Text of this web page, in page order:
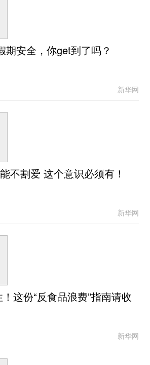
期安全，你get到了吗？
新华网
不割爱 这个意识必须有！
新华网
这份“反食品浪费”指南请收
新华网